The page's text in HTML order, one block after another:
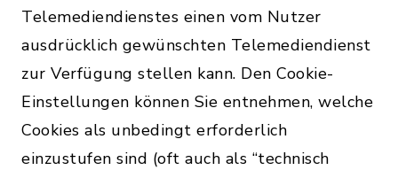
Telemediendienstes einen vom Nutzer
ausdrücklich gewünschten Telemediendienst
zur Verfügung stellen kann. Den Cookie-
Einstellungen können Sie entnehmen, welche
Cookies als unbedingt erforderlich
einzustufen sind (oft auch als “technisch